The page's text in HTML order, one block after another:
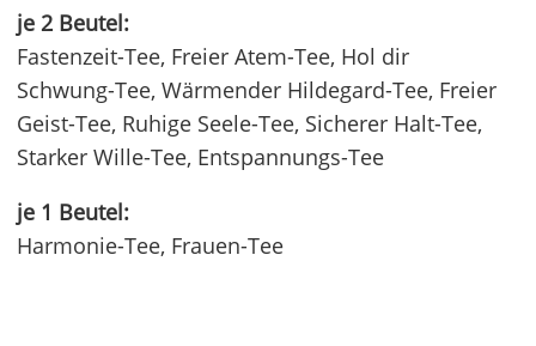
je 2 Beutel:
Fastenzeit-Tee, Freier Atem-Tee, Hol dir
Schwung-Tee, Wärmender Hildegard-Tee, Freier
Geist-Tee, Ruhige Seele-Tee, Sicherer Halt-Tee,
Starker Wille-Tee, Entspannungs-Tee
je 1 Beutel:
Harmonie-Tee, Frauen-Tee